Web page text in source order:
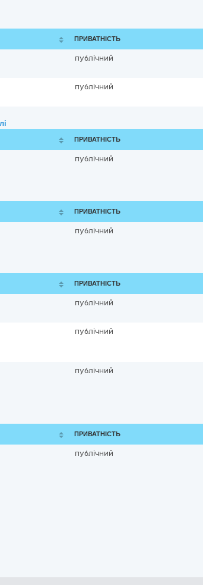
ПРИВАТНІСТЬ
публічний
публічний
ПРИВАТНІСТЬ
публічний
ПРИВАТНІСТЬ
публічний
ПРИВАТНІСТЬ
публічний
публічний
публічний
ПРИВАТНІСТЬ
публічний